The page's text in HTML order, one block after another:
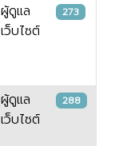
ผู้ดูแล
เว็บไซต์
273
ผู้ดูแล
เว็บไซต์
288